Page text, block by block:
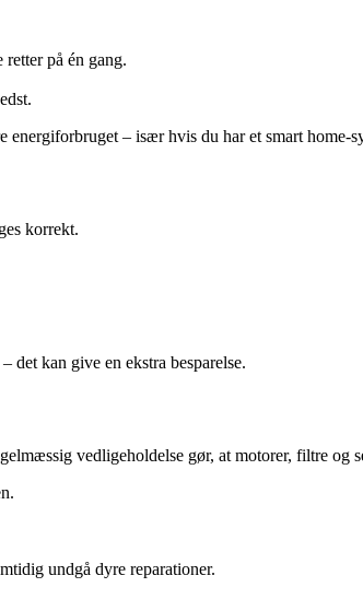
på én gang.
– især hvis du har et smart home-
korrekt.
det kan give en ekstra besparelse.
vedligeholdelse gør, at motorer, filtre og
undgå dyre reparationer.